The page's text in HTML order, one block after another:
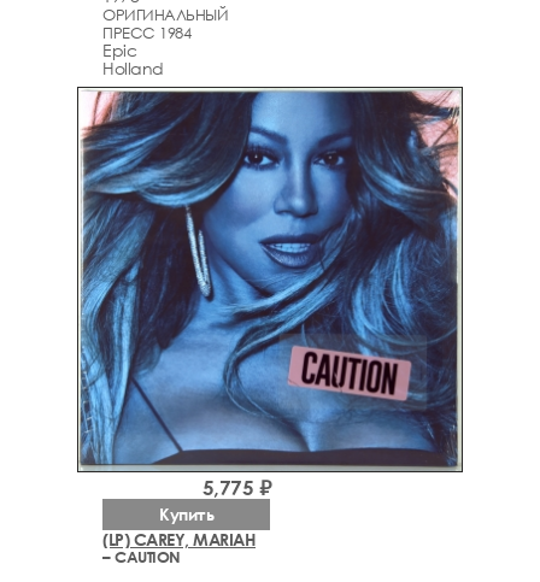
ОРИГИНАЛЬНЫЙ
ПРЕСС 1984
Epic
Holland
(LP) CAREY, MARIAH
– CAUTION
5,775 ₽
Купить